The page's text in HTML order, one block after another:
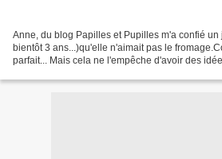
Anne, du blog Papilles et Pupilles m'a confié un
bientôt 3 ans...)qu'elle n'aimait pas le
parfait... Mais cela ne l'empêche d'avoir des